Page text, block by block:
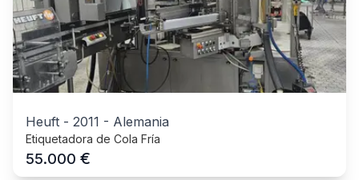
Heuft - 2011 - Alemania
Etiquetadora de Cola Fría
55.000 €